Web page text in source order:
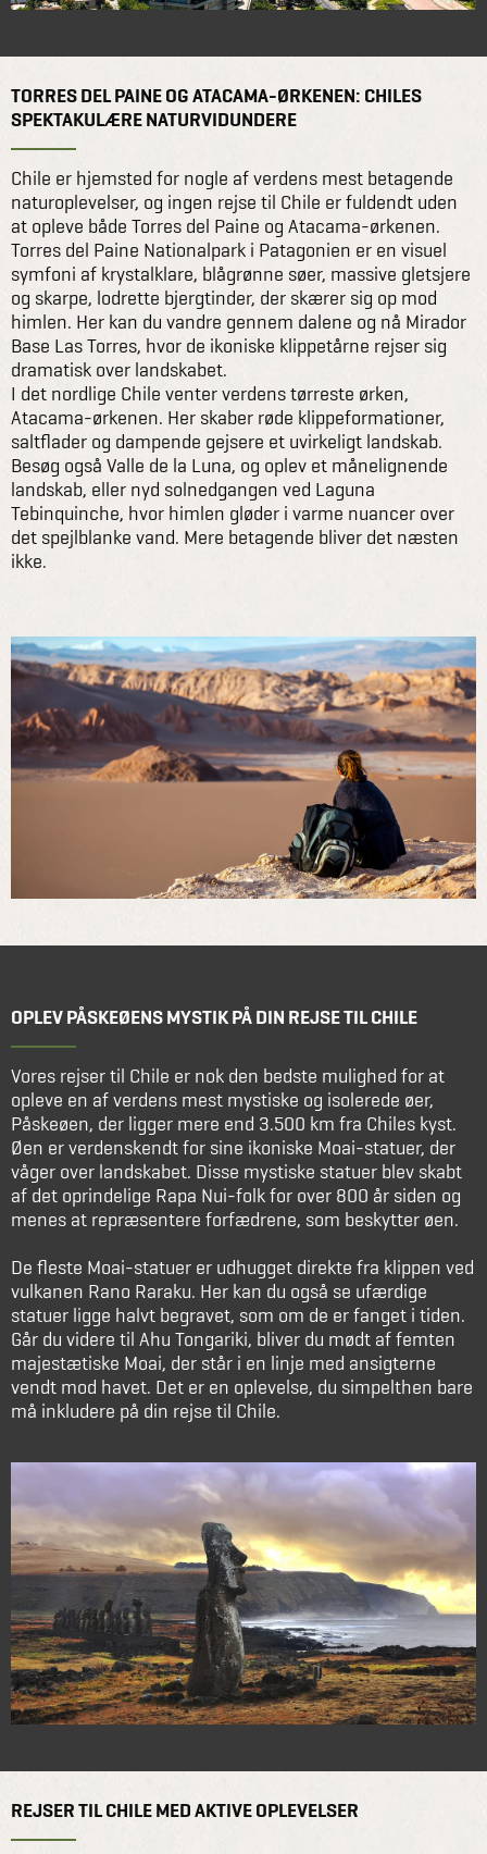
TORRES DEL PAINE OG ATACAMA-ØRKENEN: CHILES
SPEKTAKULÆRE NATURVIDUNDERE
Chile er hjemsted for nogle af verdens mest betagende
naturoplevelser, og ingen rejse til Chile er fuldendt uden
at opleve både Torres del Paine og Atacama-ørkenen.
Torres del Paine Nationalpark i Patagonien er en visuel
symfoni af krystalklare, blågrønne søer, massive gletsjere
og skarpe, lodrette bjergtinder, der skærer sig op mod
himlen. Her kan du vandre gennem dalene og nå Mirador
Base Las Torres, hvor de ikoniske klippetårne rejser sig
dramatisk over landskabet.
I det nordlige Chile venter verdens tørreste ørken,
Atacama-ørkenen. Her skaber røde klippeformationer,
saltflader og dampende gejsere et uvirkeligt landskab.
Besøg også Valle de la Luna, og oplev et månelignende
landskab, eller nyd solnedgangen ved Laguna
Tebinquinche, hvor himlen gløder i varme nuancer over
det spejlblanke vand. Mere betagende bliver det næsten
ikke.
OPLEV PÅSKEØENS MYSTIK PÅ DIN REJSE TIL CHILE
Vores rejser til Chile er nok den bedste mulighed for at
opleve en af verdens mest mystiske og isolerede øer,
Påskeøen, der ligger mere end 3.500 km fra Chiles kyst.
Øen er verdenskendt for sine ikoniske Moai-statuer, der
våger over landskabet. Disse mystiske statuer blev skabt
af det oprindelige Rapa Nui-folk for over 800 år siden og
menes at repræsentere forfædrene, som beskytter øen.
De fleste Moai-statuer er udhugget direkte fra klippen ved
vulkanen Rano Raraku. Her kan du også se ufærdige
statuer ligge halvt begravet, som om de er fanget i tiden.
Går du videre til Ahu Tongariki, bliver du mødt af femten
majestætiske Moai, der står i en linje med ansigterne
vendt mod havet. Det er en oplevelse, du simpelthen bare
må inkludere på din rejse til Chile.
REJSER TIL CHILE MED AKTIVE OPLEVELSER